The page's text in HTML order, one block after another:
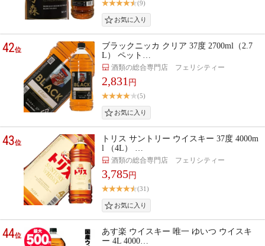
(9)
42位
ブラックニッカ クリア 37度 2700ml（2.7
L） ペット…
酒類の総合専門店 フェリシティー
2,831 円
(5)
43位
トリス サントリー ウイスキー 37度 4000m
l （4L） …
酒類の総合専門店 フェリシティー
3,785円
(31)
44位
あす楽 ウイスキー 唯一 ゆいつ ウイスキ
ー 4L 4000…